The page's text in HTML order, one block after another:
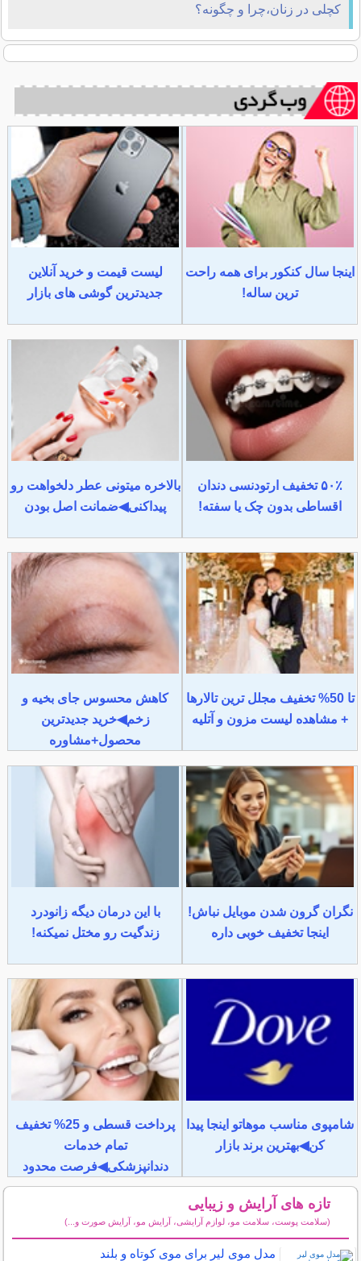
کچلی در زنان،چرا و چگونه؟
اینجا سال کنکور برای همه راحت
ترین ساله!
لیست قیمت و خرید آنلاین
جدیدترین گوشی های بازار
۵۰٪ تخفیف ارتودنسی دندان
اقساطی بدون چک یا سفته!
بالاخره میتونی عطر دلخواهت رو
پیداکنی◀ضمانت اصل بودن
تا 50% تخفیف مجلل ترین تالارها
+ مشاهده لیست مزون و آتلیه
کاهش محسوس جای بخیه و
زخم◀خرید جدیدترین
محصول+مشاوره
نگران گرون شدن موبایل نباش!
اینجا تخفیف خوبی داره
با این درمان دیگه زانودرد
زندگیت رو مختل نمیکنه!
شامپوی مناسب موهاتو اینجا پیدا
کن◀بهترین برند بازار
پرداخت قسطی و 25% تخفیف
تمام خدمات
دندانپزشکی◀فرصت محدود
تازه های آرایش و زیبایی
(سلامت پوست، سلامت مو، لوازم آرایشی، آرایش مو، آرایش صورت و...)
مدل موی لیر برای موی کوتاه و بلند